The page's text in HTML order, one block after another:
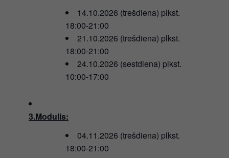
14.10.2026 (trešdiena) plkst.
18:00-21:00
21.10.2026 (trešdiena) plkst.
18:00-21:00
24.10.2026 (sestdiena) plkst.
10:00-17:00
3.Modulis:
04.11.2026 (trešdiena) plkst.
18:00-21:00